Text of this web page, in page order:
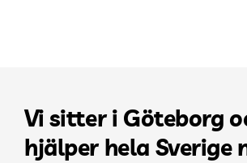
Vi sitter i Göteborg
hjälper hela Sverige